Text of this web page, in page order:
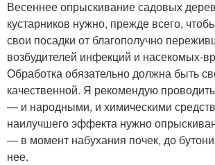
Весеннее опрыскивание садовых
кустарников нужно, прежде всего,
свои посадки от благополучно
возбудителей инфекций и насекомых-
Обработка обязательно должна быть
качественной. Я рекомендую
— и народными, и химическими
наилучшего эффекта нужно
— в момент набухания почек, до
нее.